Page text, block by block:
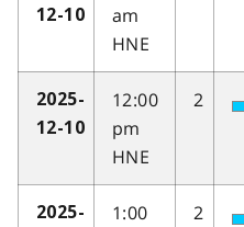
12-10
am
HNE
2025-
12-10
12:00
pm
HNE
2
2025-
1:00
2